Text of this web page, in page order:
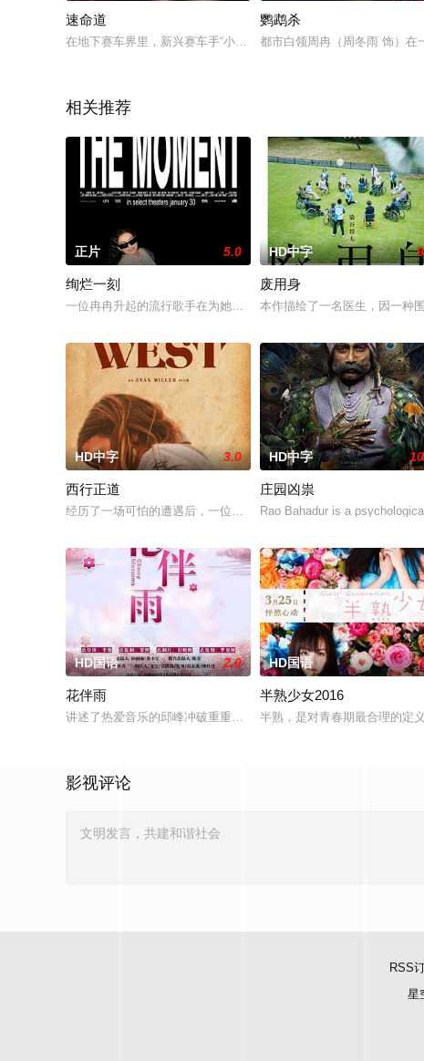
速命道
在地下赛车界里，新兴赛车手“小乐”（瘦子 饰），因与哥哥“阿杰”（
鹦鹉杀
都市白领周冉（周冬雨 饰）在
相关推荐
正片 5.0
绚烂一刻
一位冉冉升起的流行歌手在为她的巡回演唱会首秀做准备的同时，
HD中字
废用身
本作描绘了一名医生，因一种
HD中字 3.0
西行正道
经历了一场可怕的遭遇后，一位小镇女子向疏远的哥哥借了钱，独
HD中字
庄园凶祟
Rao Bahadur is a
HD国语 2.0
花伴雨
讲述了热爱音乐的邱峰冲破重重阻力，克服种种困难，组建乐队追求
HD国语
半熟少女2016
半熟，是对青春期最合理的定
影视评论
RSS
星